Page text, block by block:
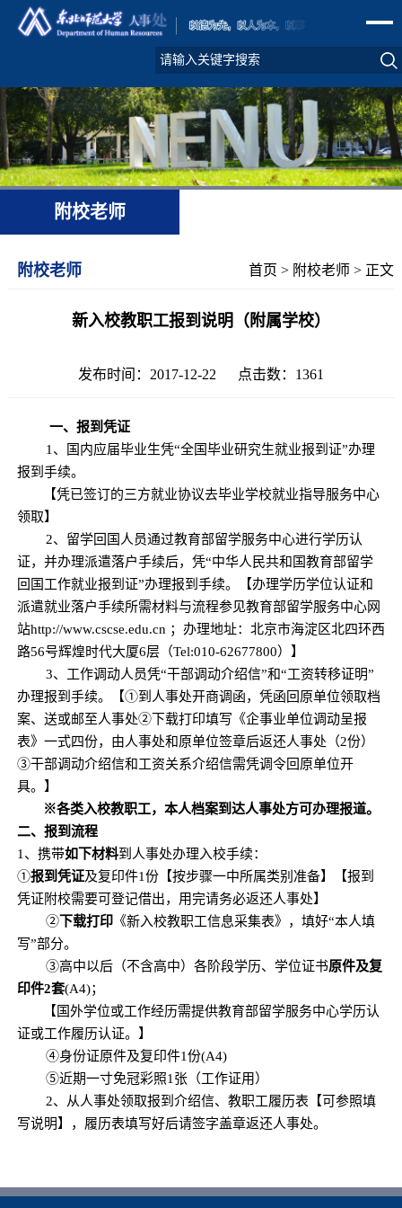
附校老师
附校老师 首页 > 附校老师 > 正文
新入校教职工报到说明（附属学校）
发布时间：2017-12-22 点击数： 1361
一、报到凭证
1、国内应届毕业生凭“全国毕业研究生就业报到证”办理
报到手续。
【凭已签订的三方就业协议去毕业学校就业指导服务中心
领取】
2、留学回国人员通过教育部留学服务中心进行学历认
证，并办理派遣落户手续后，凭“中华人民共和国教育部留学
回国工作就业报到证”办理报到手续。
【办理学历学位认证和
派遣就业落户手续所需材料与流程参见教育部留学服务中心网
站http://www.cscse.edu.cn ；办理地址：北京市海淀区北四环西
路56号辉煌时代大厦6层（Tel:010-62677800）】
3、工作调动人员凭“干部调动介绍信”和“工资转移证明”
办理报到手续。
【①到人事处开商调函，凭函回原单位领取档
案、送或邮至人事处②下载打印填写《企事业单位调动呈报
表》一式四份，由人事处和原单位签章后返还人事处 （2份）
③干部调动介绍信和工资关系介绍信需凭调令回原单位开
具。】
※各类入校教职工，本人档案到达人事处方可办理报道。
二、报到流程
1 、携带如下材料到人事处办理入校手续：
①报到凭证及复印件1份【按步骤一中所属类别 准备】【报到
凭证附校需要可登记借出，用完请务必返还人事处】
②下载打印《新入校教职工信息采集表》，填好“本人填
写”部分。
③高中以后（不含高中）各阶段学历、学位证书原件及复
印件2套(A4)；
【国外学位或工作经历需提供教育部留学服务中心学历认
证或工作履历认证。】
④身份证原件及复印件1份(A4)
⑤近期一寸免冠彩照1张（工作证用）
2、 从人事处领取报到介绍信、 教职工履历表 【可参照填
写说明】， 履历表填写好后请签字盖章返还人事处。